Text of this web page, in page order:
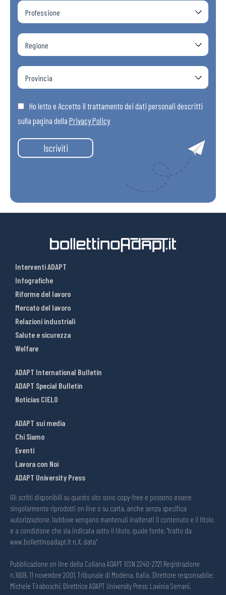
Ho letto e Accetto il trattamento dei dati personali descritti
sulla pagina della Privacy Policy
Iscriviti
Interventi ADAPT
Infografiche
Riforme del lavoro
Mercato del lavoro
Relazioni industriali
Salute e sicurezza
Welfare
ADAPT International Bulletin
ADAPT Special Bulletin
Noticias CIELO
ADAPT sui media
Chi Siamo
Eventi
Lavora con Noi
ADAPT University Press
Gli scritti disponibili su questo sito sono copy-free e possono essere
singolarmente riprodotti on line o su carta, anche senza specifica
autorizzazione, laddove vengano mantenuti inalterati il contenuto e il titolo
e a condizione che sia indicata sotto il titolo, quale fonte, “tratto da
www.bollettinoadapt.it n.X, data“
Pubblicazione on line della Collana ADAPT ISSN 2240-2721 Registrazione
n.1609, 11 novembre 2001, Tribunale di Modena, Italia. Direttore responsabile:
Michele Tiraboschi; Direttrice ADAPT University Press: Lavinia Serrani.